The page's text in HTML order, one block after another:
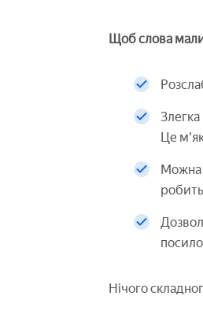
Щоб слова
Це
Можна
Нічого